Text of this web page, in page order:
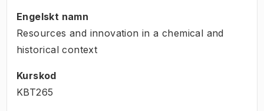
Engelskt namn
Resources and innovation in a chemical and
historical context
Kurskod
KBT265